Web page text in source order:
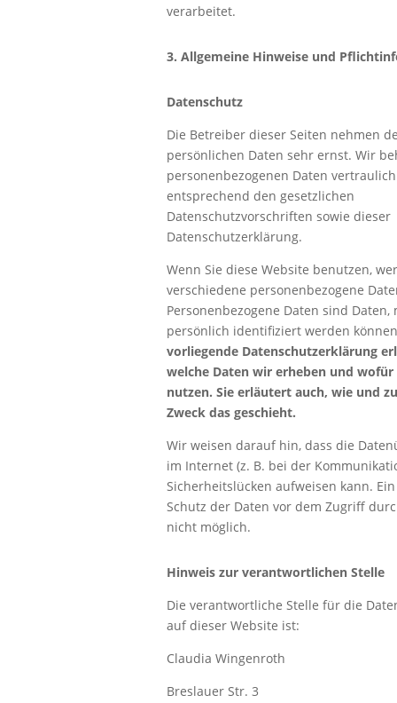
verarbeitet.
3. Allgemeine Hinweise und
Datenschutz
Die Betreiber dieser Seiten nehmen
persönlichen Daten sehr ernst. Wir
personenbezogenen Daten
entsprechend den gesetzlichen
Datenschutzvorschriften sowie dieser
Datenschutzerklärung.
Wenn Sie diese Website benutzen,
verschiedene personenbezogene
Personenbezogene Daten sind Daten,
persönlich identifiziert werden
vorliegende Datenschutzerklärung
welche Daten wir erheben und wofür
nutzen. Sie erläutert auch, wie und
Zweck das geschieht.
Wir weisen darauf hin, dass die
im Internet (z. B. bei der
Sicherheitslücken aufweisen kann.
Schutz der Daten vor dem Zugriff
nicht möglich.
Hinweis zur verantwortlichen Stelle
Die verantwortliche Stelle für die
auf dieser Website ist:
Claudia Wingenroth
Breslauer Str. 3